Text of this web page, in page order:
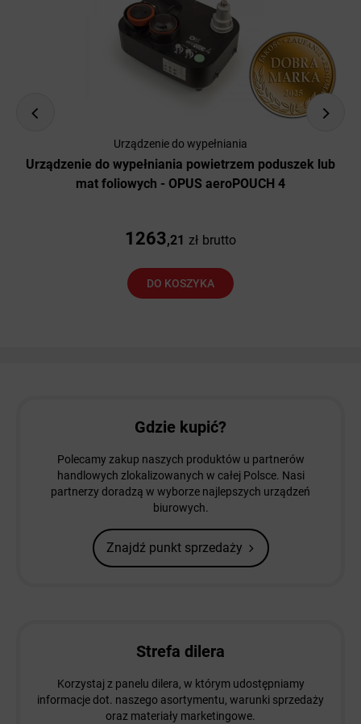
Urządzenie do wypełniania
Urządzenie do wypełniania powietrzem poduszek lub
mat foliowych - OPUS aeroPOUCH 4
1263,21 zł brutto
DO KOSZYKA
Gdzie kupić?
Polecamy zakup naszych produktów u partnerów
handlowych zlokalizowanych w całej Polsce. Nasi
partnerzy doradzą w wyborze najlepszych urządzeń
biurowych.
Znajdź punkt sprzedaży
Strefa dilera
Korzystaj z panelu dilera, w którym udostępniamy
informacje dot. naszego asortymentu, warunki sprzedaży
oraz materiały marketingowe.